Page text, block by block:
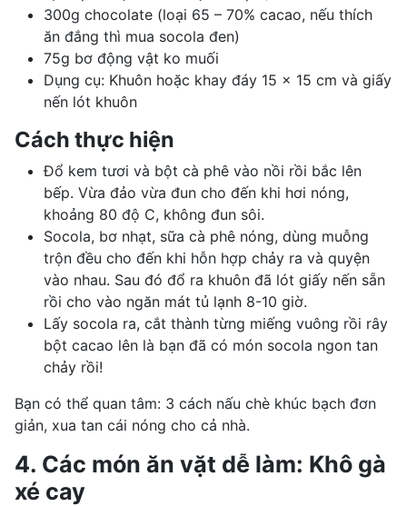
300g chocolate (loại 65 – 70% cacao, nếu thích
ăn đắng thì mua socola đen)
75g bơ động vật ko muối
Dụng cụ: Khuôn hoặc khay đáy 15 x 15 cm và giấy
nến lót khuôn
Cách thực hiện
Đổ kem tươi và bột cà phê vào nồi rồi bắc lên
bếp. Vừa đảo vừa đun cho đến khi hơi nóng,
khoảng 80 độ C, không đun sôi.
Socola, bơ nhạt, sữa cà phê nóng, dùng muỗng
trộn đều cho đến khi hỗn hợp chảy ra và quyện
vào nhau. Sau đó đổ ra khuôn đã lót giấy nến sẵn
rồi cho vào ngăn mát tủ lạnh 8-10 giờ.
Lấy socola ra, cắt thành từng miếng vuông rồi rây
bột cacao lên là bạn đã có món socola ngon tan
chảy rồi!
Bạn có thể quan tâm: 3 cách nấu chè khúc bạch đơn
giản, xua tan cái nóng cho cả nhà.
4. Các món ăn vặt dễ làm: Khô gà
xé cay